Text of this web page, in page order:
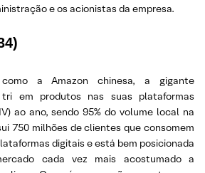
e os acionistas da empresa.
como a Amazon chinesa, a gigante
em produtos nas suas plataformas
ao ano, sendo 95% do volume local na
750 milhões de clientes que consomem
digitais e está bem posicionada
cada vez mais acostumado a